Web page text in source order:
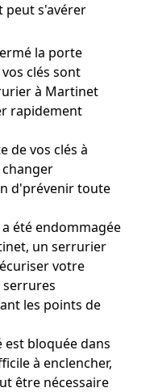
peut s'avérer
la porte
clés sont
à Martinet
rapidement
de vos clés à
d'prévenir toute
été endommagée
un serrurier
votre
les points de
est bloquée dans
à enclencher,
être nécessaire